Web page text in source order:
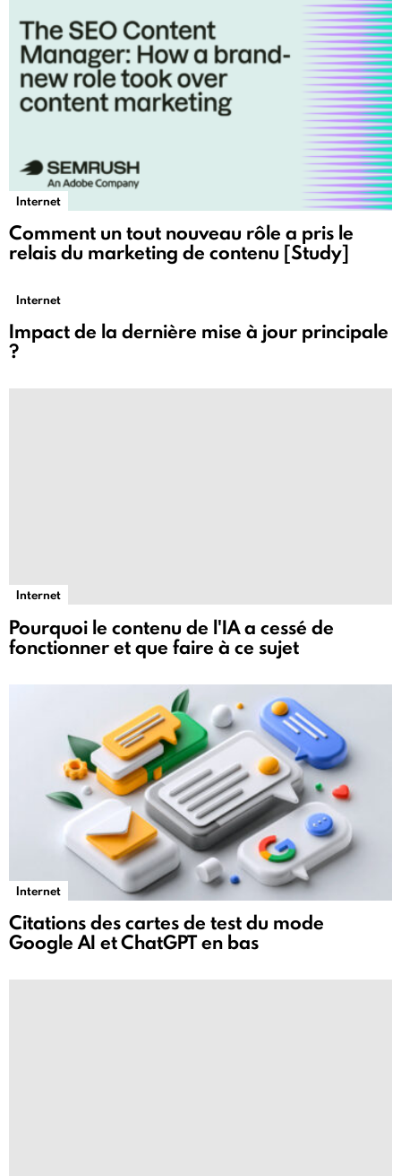
Internet
Comment un tout nouveau rôle a pris le
relais du marketing de contenu [Study]
Internet
Impact de la dernière mise à jour principale
?
Internet
Pourquoi le contenu de l'IA a cessé de
fonctionner et que faire à ce sujet
Internet
Citations des cartes de test du mode
Google AI et ChatGPT en bas